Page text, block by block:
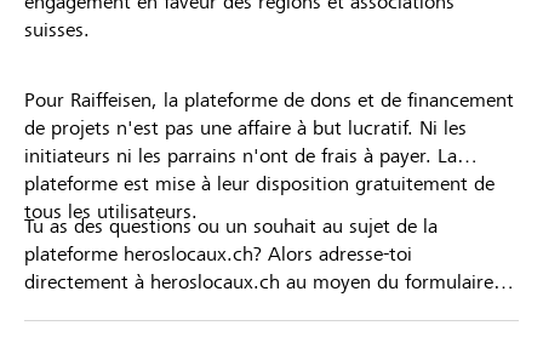
suisses.
Pour Raiffeisen, la plateforme de dons et de financement
de projets n'est pas une affaire à but lucratif. Ni les
initiateurs ni les parrains n'ont de frais à payer. La
plateforme est mise à leur disposition gratuitement de
tous les utilisateurs.
Tu as des questions ou un souhait au sujet de la
plateforme heroslocaux.ch? Alors adresse-toi
directement à heroslocaux.ch au moyen du formulaire